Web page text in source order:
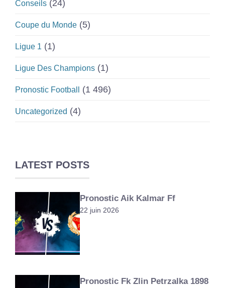
Conseils (24)
Coupe du Monde (5)
Ligue 1 (1)
Ligue Des Champions (1)
Pronostic Football (1 496)
Uncategorized (4)
LATEST POSTS
Pronostic Aik Kalmar Ff
22 juin 2026
Pronostic Fk Zlin Petrzalka 1898